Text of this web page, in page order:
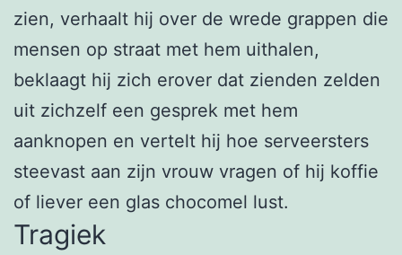
zien, verhaalt hij over de wrede grappen die
mensen op straat met hem uithalen,
beklaagt hij zich erover dat zienden zelden
uit zichzelf een gesprek met hem
aanknopen en vertelt hij hoe serveersters
steevast aan zijn vrouw vragen of hij koffie
of liever een glas chocomel lust.
Tragiek